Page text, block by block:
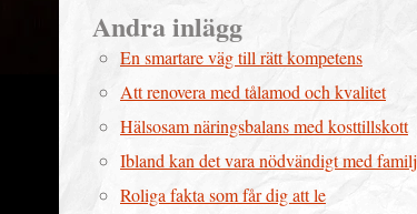
Andra inlägg
En smartare väg till rätt kompetens
Att renovera med tålamod och kvalitet
Hälsosam näringsbalans med kosttillskott
Ibland kan det vara nödvändigt med
Roliga fakta som får dig att le